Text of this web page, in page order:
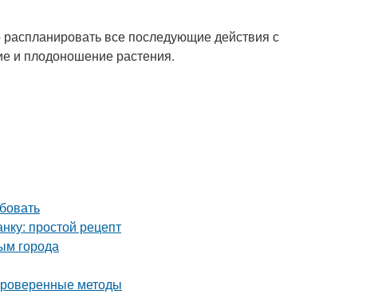
все последующие действия с
и плодоношение растения.
простой рецепт
города
методы